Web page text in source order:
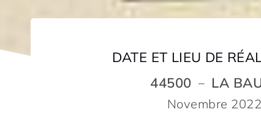
DATE ET LIEU DE
44500 – LA
Novembre 2022